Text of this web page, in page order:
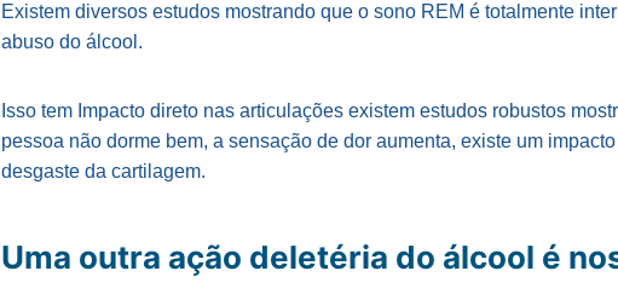
Existem diversos estudos mostrando que o sono REM é totalmente
abuso do álcool.
Isso tem Impacto direto nas articulações existem estudos robustos
pessoa não dorme bem, a sensação de dor aumenta, existe um
desgaste da cartilagem.
Uma outra ação deletéria do álcool é